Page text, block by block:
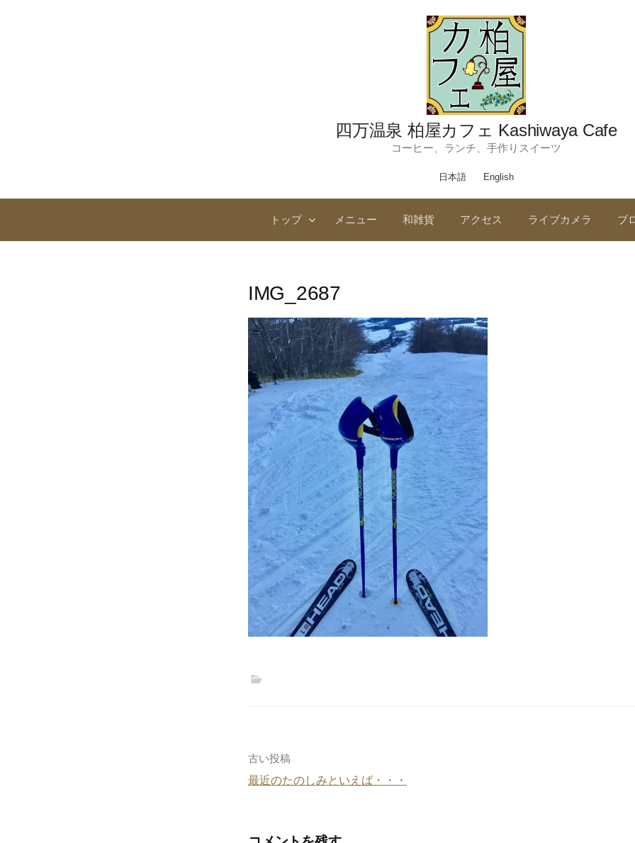
四万温泉 柏屋カフェ Kashiwaya Cafe
コーヒー、ランチ、手作りスイーツ
日本語 English
トップ メニュー 和雑貨 アクセス ライブカメラ ブ
IMG_2687
投
稿
古い投稿
最近のたのしみといえば・・・